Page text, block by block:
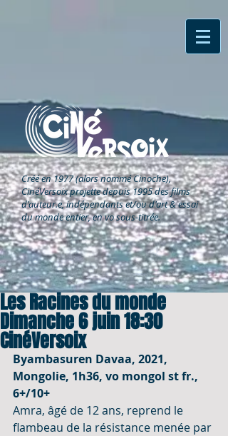
Créé en 1977 (alors nommé Cinoche),
CinéVersoixprojette depuis 1995 des films
d'auteur.e, indépendants et/ou d'art & essai
du monde entier, en vo sous-titrée.
Les Racines du monde
Dimanche 6 juin 18:30
CinéVersoix
Byambasuren Davaa, 2021,
Mongolie, 1h36, vo mongol st fr.,
6+/10+
Amra, âgé de 12 ans, reprend le
flambeau de la résistance menée par